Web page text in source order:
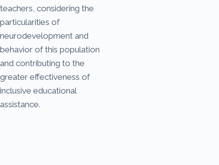
teachers, considering the
particularities of
neurodevelopment and
behavior of this population
and contributing to the
greater effectiveness of
inclusive educational
assistance.